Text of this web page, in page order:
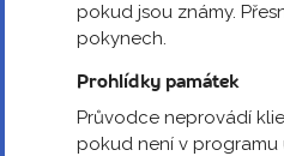
pokud jsou známy.
pokynech.
Prohlídky památek
Průvodce neprovádí
pokud není v programu